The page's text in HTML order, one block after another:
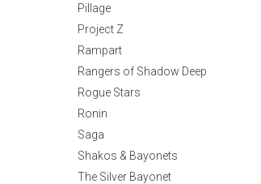
Pillage
Project Z
Rampart
Rangers of Shadow Deep
Rogue Stars
Ronin
Saga
Shakos & Bayonets
The Silver Bayonet